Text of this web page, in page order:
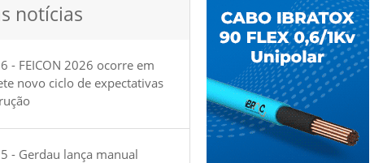
notícias
- FEICON 2026 ocorre em
novo ciclo de expectativas
- Gerdau lança manual